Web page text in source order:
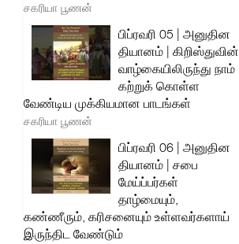
சகரியா பூணன்
பிப்ரவரி 05 | அனுதின
தியானம் | கிறிஸ்துவின்
வாழ்கையிலிருந்து நாம்
கற்றுக் கொள்ள
வேண்டிய முக்கியமான பாடங்கள்
சகரியா பூணன்
பிப்ரவரி 06 | அனுதின
தியானம் | சபை
மேய்ப்பர்கள்
தாழ்மையும்,
கண்ணீரும், கரிசனையும் உள்ளவர்களாய்
இருந்திட வேண்டும்